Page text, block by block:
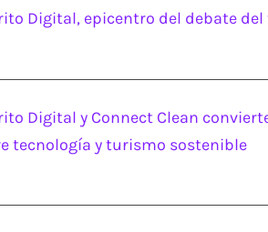
Digital, epicentro del debate del
Digital y Connect Clean
tecnología y turismo sostenible